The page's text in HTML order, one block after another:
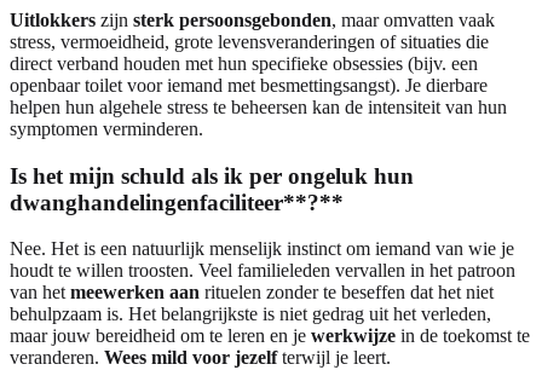
Uitlokkers zijn sterk persoonsgebonden, maar omvatten vaak
stress, vermoeidheid, grote levensveranderingen of situaties die
direct verband houden met hun specifieke obsessies (bijv. een
openbaar toilet voor iemand met besmettingsangst). Je dierbare
helpen hun algehele stress te beheersen kan de intensiteit van hun
symptomen verminderen.
Is het mijn schuld als ik per ongeluk hun
dwanghandelingenfaciliteer**?**
Nee. Het is een natuurlijk menselijk instinct om iemand van wie je
houdt te willen troosten. Veel familieleden vervallen in het patroon
van het meewerken aan rituelen zonder te beseffen dat het niet
behulpzaam is. Het belangrijkste is niet gedrag uit het verleden,
maar jouw bereidheid om te leren en je werkwijze in de toekomst te
veranderen. Wees mild voor jezelfterwijl je leert.